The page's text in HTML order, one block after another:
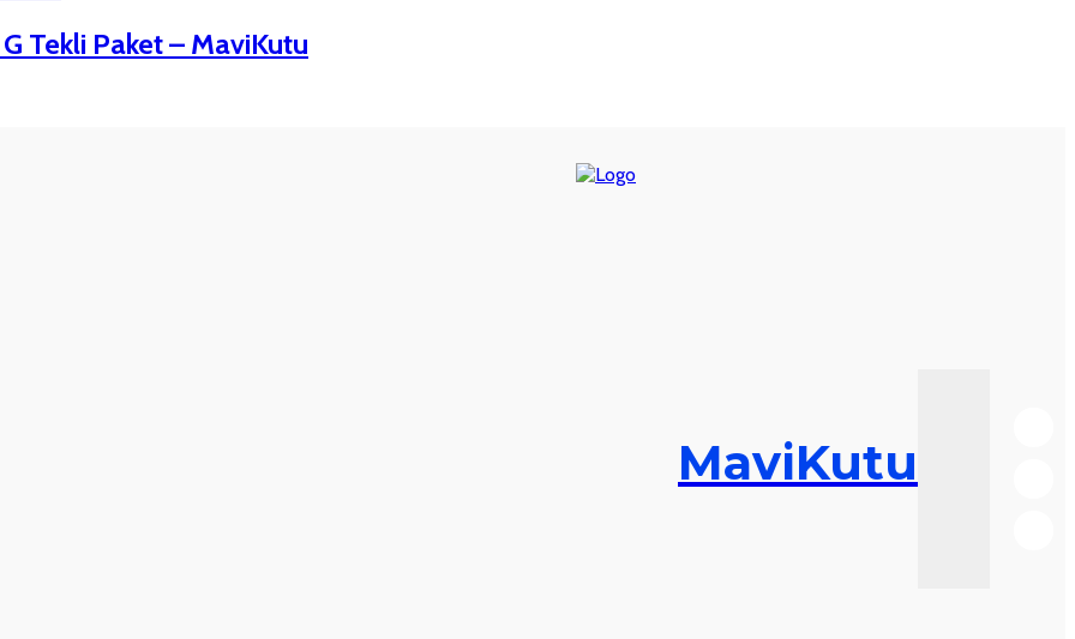
Tekli Paket – MaviKutu
MaviKutu